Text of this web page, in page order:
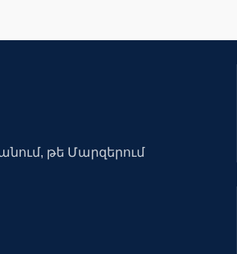
թե Մարզերում